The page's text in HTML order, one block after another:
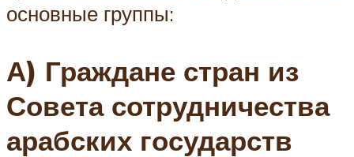
основные группы:
А) Граждане стран из
Совета сотрудничества
арабских государств